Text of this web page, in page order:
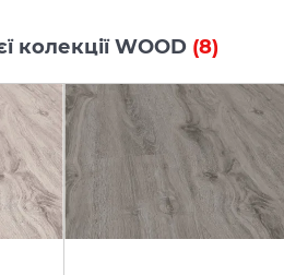
колекції WOOD (8)